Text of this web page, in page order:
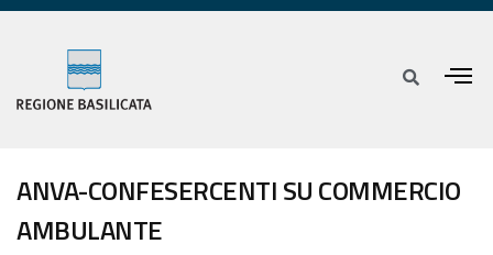
ANVA-CONFESERCENTI SU COMMERCIO
AMBULANTE